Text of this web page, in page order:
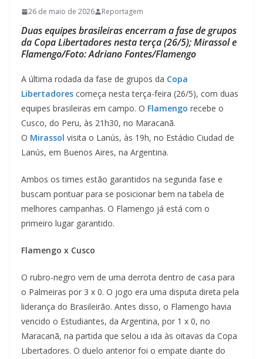
26 de maio de 2026 Reportagem
Duas equipes brasileiras encerram a fase de grupos
da Copa Libertadores nesta terça (26/5); Mirassol e
Flamengo/Foto: Adriano Fontes/Flamengo
A última rodada da fase de grupos da Copa
Libertadores começa nesta terça-feira (26/5), com duas
equipes brasileiras em campo. O Flamengo recebe o
Cusco, do Peru, às 21h30, no Maracanã.
O Mirassol visita o Lanús, às 19h, no Estádio Ciudad de
Lanús, em Buenos Aires, na Argentina.
Ambos os times estão garantidos na segunda fase e
buscam pontuar para se posicionar bem na tabela de
melhores campanhas. O Flamengo já está com o
primeiro lugar garantido.
Flamengo x Cusco
O rubro-negro vem de uma derrota dentro de casa para
o Palmeiras por 3 x 0. O jogo era uma disputa direta pela
liderança do Brasileirão. Antes disso, o Flamengo havia
vencido o Estudiantes, da Argentina, por 1 x 0, no
Maracanã, na partida que selou a ida às oitavas da Copa
Libertadores. O duelo anterior foi o empate diante do